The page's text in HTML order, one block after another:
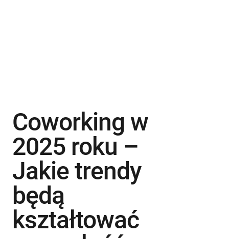
Coworking w
2025 roku –
Jakie trendy
będą
kształtować